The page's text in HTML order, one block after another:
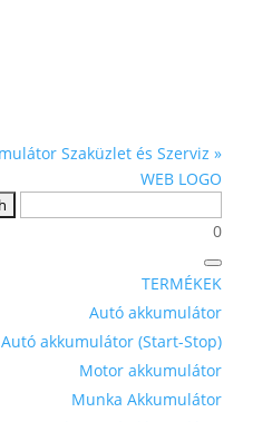
0
TERMÉKEK
Autó akkumulátor
Autó akkumulátor (Start-Stop)
Motor akkumulátor
Munka Akkumulátor